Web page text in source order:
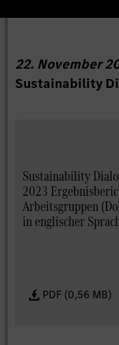
22. November
Sustainability
Sustainability
2023
Arbeitsgruppen
in englischer
PDF (0,56 MB)